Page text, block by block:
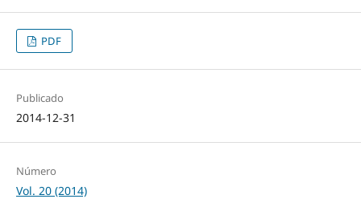
PDF
Publicado
2014-12-31
Número
Vol. 20 (2014)